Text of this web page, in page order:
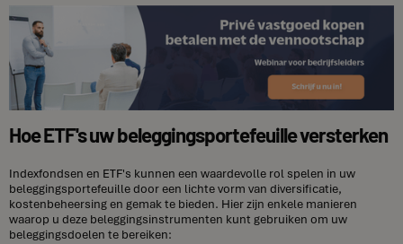
Hoe ETF's uw beleggingsportefeuille versterken
Indexfondsen en ETF's kunnen een waardevolle rol spelen in uw
beleggingsportefeuille door een lichte vorm van diversificatie,
kostenbeheersing en gemak te bieden. Hier zijn enkele manieren
waarop u deze beleggingsinstrumenten kunt gebruiken om uw
beleggingsdoelen te bereiken: